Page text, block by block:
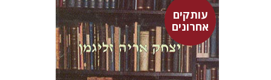
עותקים
אחרונים
יצחק אריה זליגמן
אבי הורביץ
עמנואל טוב
שרה
יפת